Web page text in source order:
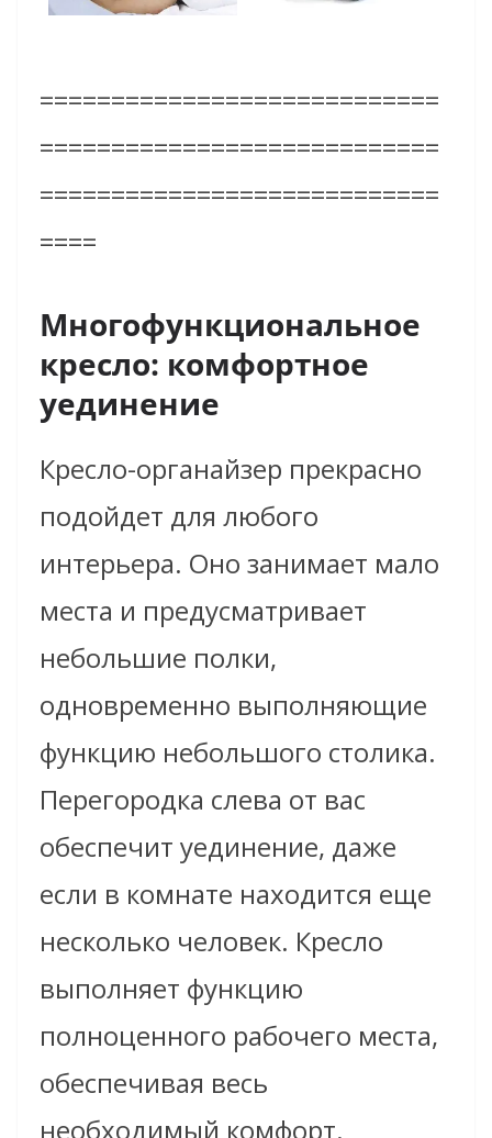
============================
============================
============================
====
Многофункциональное
кресло: комфортное
уединение
Кресло-органайзер прекрасно
подойдет для любого
интерьера. Оно занимает мало
места и предусматривает
небольшие полки,
одновременно выполняющие
функцию небольшого столика.
Перегородка слева от вас
обеспечит уединение, даже
если в комнате находится еще
несколько человек. Кресло
выполняет функцию
полноценного рабочего места,
обеспечивая весь
необходимый комфорт.